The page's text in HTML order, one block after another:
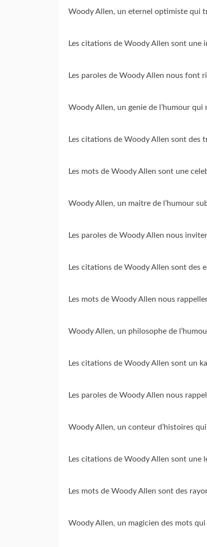
Woody Allen, un eternel optimiste qui
Les citations de Woody Allen sont une
Les paroles de Woody Allen nous font
Woody Allen, un genie de l’humour qui
Les citations de Woody Allen sont des
Les mots de Woody Allen sont une
Woody Allen, un maitre de l’humour
Les paroles de Woody Allen nous
Les citations de Woody Allen sont des
Les mots de Woody Allen nous
Woody Allen, un philosophe de
Les citations de Woody Allen sont un
Les paroles de Woody Allen nous
Woody Allen, un conteur d’histoires
Les citations de Woody Allen sont une
Les mots de Woody Allen sont des
Woody Allen, un magicien des mots